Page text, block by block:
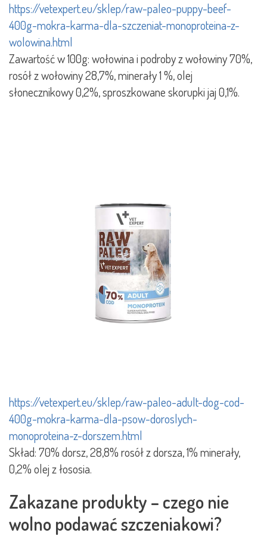
https://vetexpert.eu/sklep/raw-paleo-puppy-beef-
400g-mokra-karma-dla-szczeniat-monoproteina-z-
wolowina.html
Zawartość w 100g: wołowina i podroby z wołowiny 70%,
rosół z wołowiny 28,7%, minerały 1 %, olej
słonecznikowy 0,2%, sproszkowane skorupki jaj 0,1%.
https://vetexpert.eu/sklep/raw-paleo-adult-dog-cod-
400g-mokra-karma-dla-psow-doroslych-
monoproteina-z-dorszem.html
Skład: 70% dorsz, 28,8% rosół z dorsza, 1% minerały,
0,2% olej z łososia.
Zakazane produkty – czego nie
wolno podawać szczeniakowi?